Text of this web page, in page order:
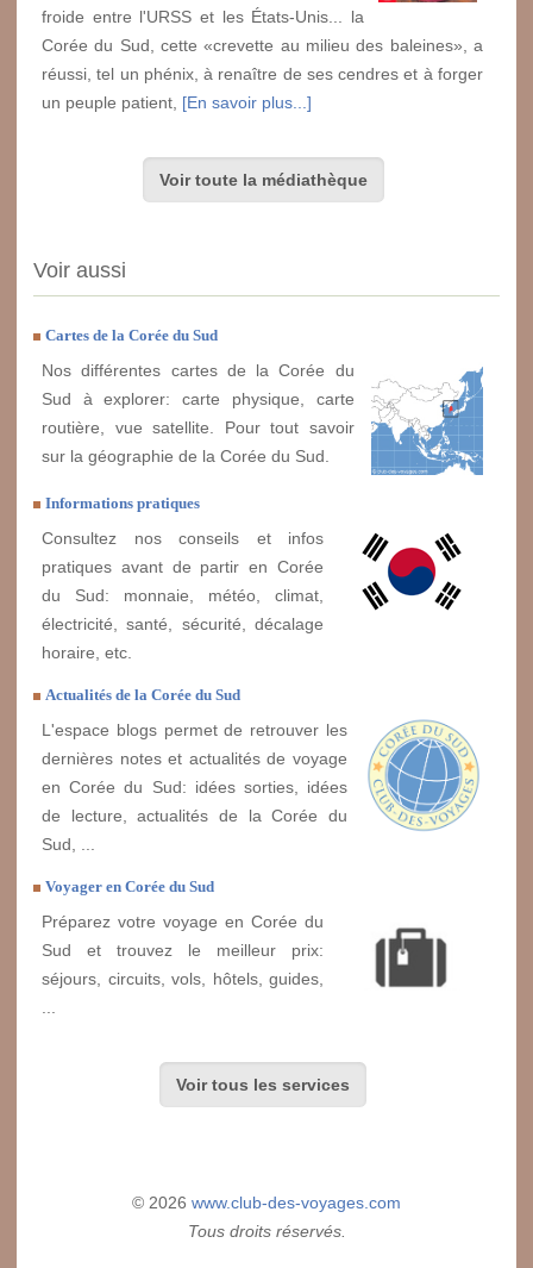
froide entre l'URSS et les États-Unis... la
Corée du Sud, cette «crevette au milieu des baleines», a
réussi, tel un phénix, à renaître de ses cendres et à forger
un peuple patient, [En savoir plus...]
Voir toute la médiathèque
Voir aussi
Cartes de la Corée du Sud
Nos différentes cartes de la Corée du
Sud à explorer: carte physique, carte
routière, vue satellite. Pour tout savoir
sur la géographie de la Corée du Sud.
Informations pratiques
Consultez nos conseils et infos
pratiques avant de partir en Corée
du Sud: monnaie, météo, climat,
électricité, santé, sécurité, décalage
horaire, etc.
Actualités de la Corée du Sud
L'espace blogs permet de retrouver les
dernières notes et actualités de voyage
en Corée du Sud: idées sorties, idées
de lecture, actualités de la Corée du
Sud, ...
Voyager en Corée du Sud
Préparez votre voyage en Corée du
Sud et trouvez le meilleur prix:
séjours, circuits, vols, hôtels, guides,
Voir tous les services
© 2026 www.club-des-voyages.com
Tous droits réservés.